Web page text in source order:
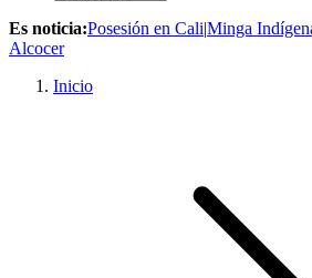
Es noticia:Posesión en Cali|Minga
Alcocer
Inicio